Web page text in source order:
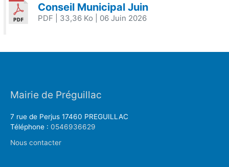
Conseil Municipal Juin
PDF | 33,36 Ko | 06 Juin 2026
Mairie de Préguillac
7 rue de Perjus 17460 PREGUILLAC
Téléphone : 0546936629
Nous contacter